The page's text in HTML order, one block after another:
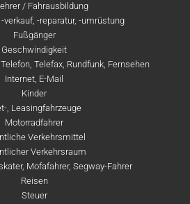
/ Fahrausbildung
verkauf, -reparatur, -umrüstung
Fußgänger
Geschwindigkeit
Telefax, Rundfunk, Fernsehen
Internet, E-Mail
Kinder
, Leasingfahrzeuge
Motorradfahrer
Verkehrsmittel
Verkehrsraum
Mofafahrer, Segway-Fahrer
Reisen
Steuer